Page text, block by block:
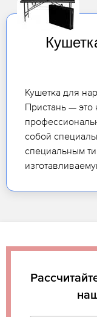
Кушетка для
Пристань — это
собой
специальным